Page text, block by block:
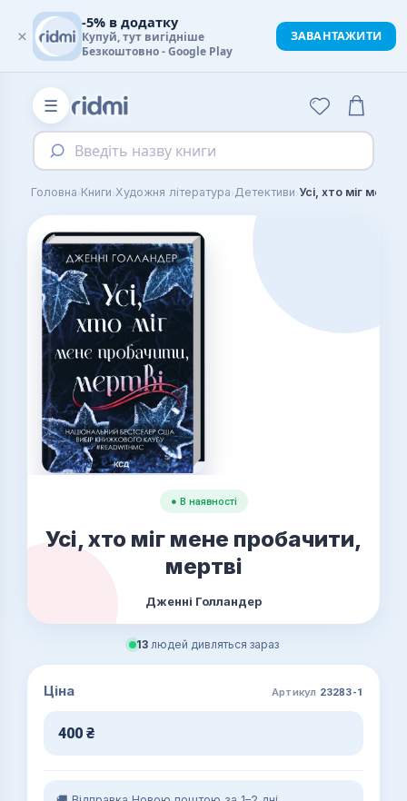
☰
Введіть назву книги
Головна›Книги›Художня література›Детективи›
● В наявності
Усі, хто міг мене пробачити,
мертві
Дженні Голландер
13людей дивляться зараз
Ціна Артикул 23283-1
400 ₴
×
-5% в додатку
Купуй, тут вигідніше
Безкоштовно - Google Play
ЗАВАНТАЖИТИ